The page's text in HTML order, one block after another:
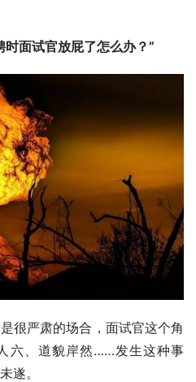
时面试官放屁了怎么办？”
很严肃的场合，面试官这个角
六、道貌岸然……发生这种事
遂。